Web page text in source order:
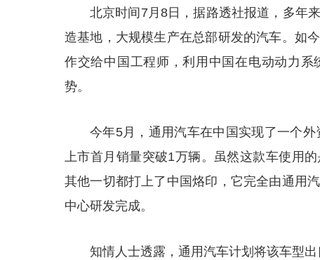
北京时间7月8日，据路透社报道，多年
造基地，大规模生产在总部研发的汽车。如
作交给中国工程师，利用中国在电动动力
势。
今年5月，通用汽车在中国实现了一个
上市首月销量突破1万辆。虽然这款车使用
其他一切都打上了中国烙印，它完全由通用
中心研发完成。
知情人士透露，通用汽车计划将该车型